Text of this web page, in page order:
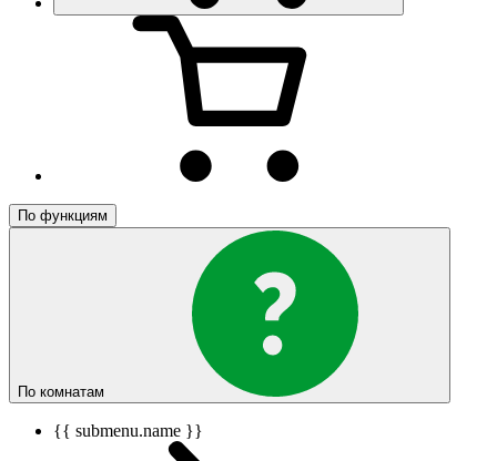
По функциям
По комнатам
{{ submenu.name }}